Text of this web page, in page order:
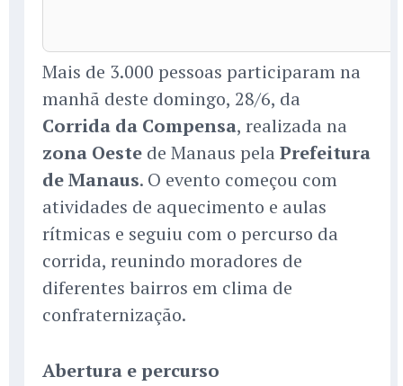
Mais de 3.000 pessoas participaram na
manhã deste domingo, 28/6, da
Corrida da Compensa, realizada na
zona Oeste de Manaus pela Prefeitura
de Manaus. O evento começou com
atividades de aquecimento e aulas
rítmicas e seguiu com o percurso da
corrida, reunindo moradores de
diferentes bairros em clima de
confraternização.
Abertura e percurso